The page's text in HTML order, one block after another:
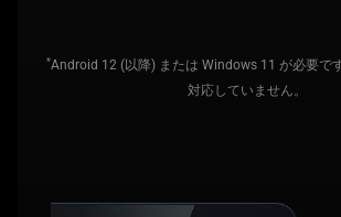
*Android 12 (以降) または Windows 11 が必要で
対応していません。